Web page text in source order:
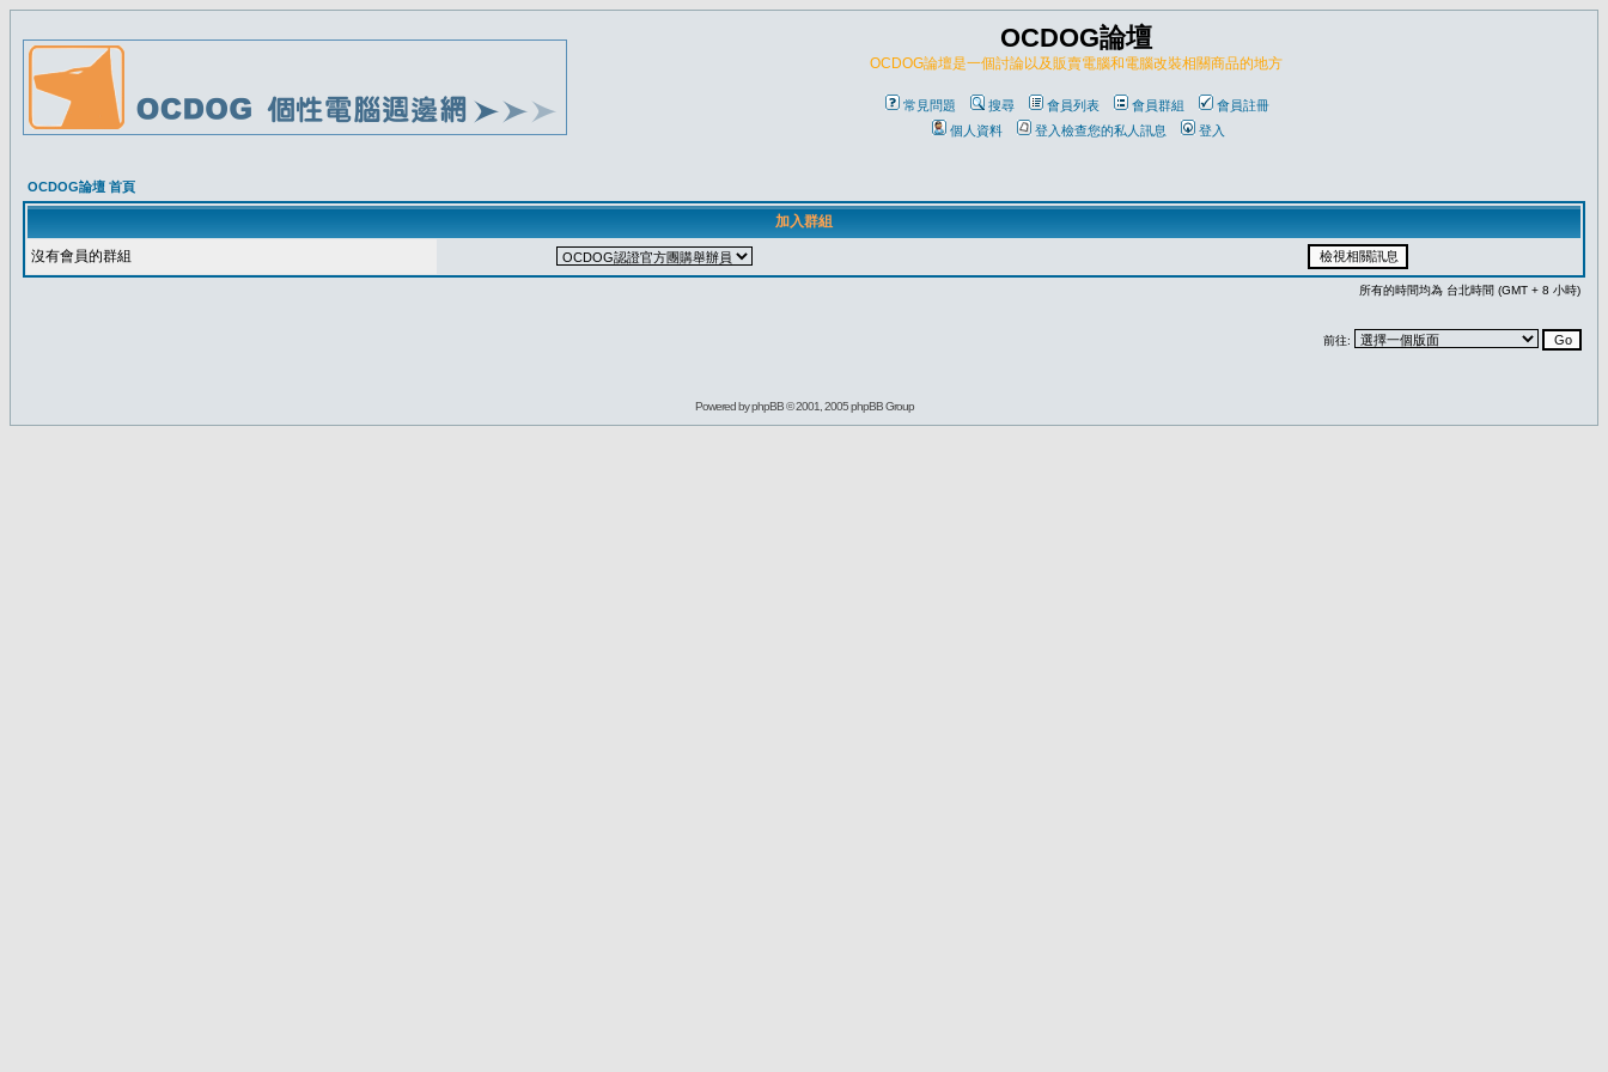
OCDOG論壇
OCDOG論壇是一個討論以及販賣電腦和電腦改裝相關商品的地方
常見問題 搜尋 會員列表 會員群組
會員註冊
個人資料
登入檢查您的私人訊息 登入
OCDOG論壇 首頁
加入群組
沒有會員的群組
所有的時間均為 台北時間 (GMT + 8 小時)
前往:
Powered byphpBB© 2001, 2005 phpBB Group